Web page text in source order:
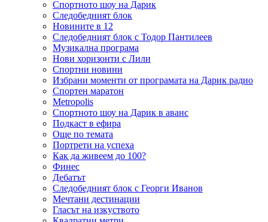
Спортното шоу на Дарик
Следобедният блок
Новините в 12
Следобедният блок с Тодор Пантилеев
Музикална програма
Нови хоризонти с Лили
Спортни новини
Избрани моменти от програмата на Дарик радио
Спортен маратон
Metropolis
Спортното шоу на Дарик в аванс
Подкаст в ефира
Още по темата
Портрети на успеха
Как да живеем до 100?
Финес
Дебатът
Следобедният блок с Георги Иванов
Мечтани дестинации
Гласът на изкуството